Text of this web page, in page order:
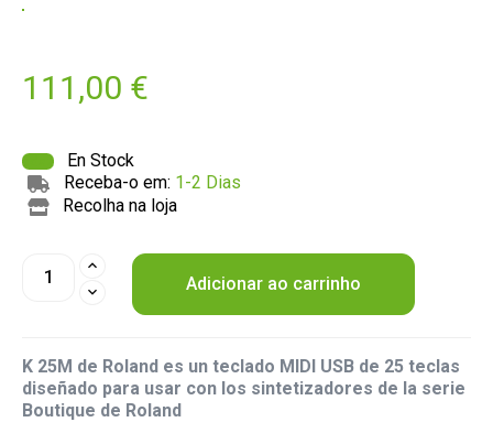
111,00 €
En Stock
Receba-o em: 1-2 Dias
Recolha na loja
Adicionar ao carrinho
K 25M de Roland es un teclado MIDI USB de 25 teclas
diseñado para usar con los sintetizadores de la serie
Boutique de Roland